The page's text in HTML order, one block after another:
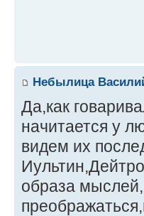
Небылица
Да,как
начитается у
видем их
образа